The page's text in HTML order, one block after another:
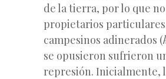
de la tierra, por lo que
propietarios
campesinos adinerados (
se opusieron sufrieron
represión. Inicialmente,